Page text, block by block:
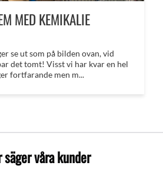
MED KEMIKALIE
se ut som på bilden ovan, vid
det tomt! Visst vi har kvar en hel
fortfarande men m...
säger våra kunder